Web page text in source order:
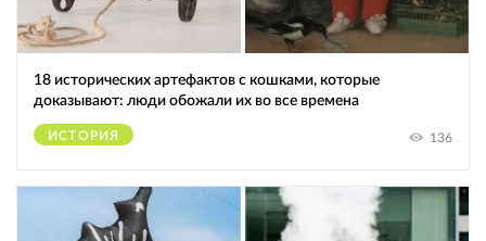
18 исторических артефактов с кошками, которые
доказывают: люди обожали их во все времена
ИСТОРИЯ 136